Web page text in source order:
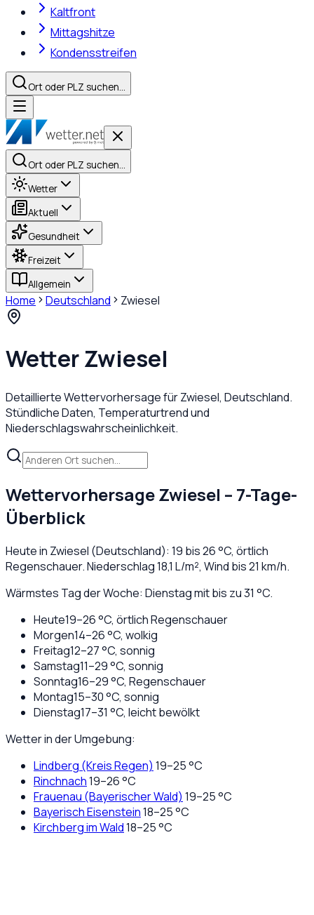
Kaltfront
Mittagshitze
Kondensstreifen
Ort oder PLZ suchen…
Ort oder PLZ suchen…
Wetter
Aktuell
Gesundheit
Freizeit
Allgemein
Home Deutschland Zwiesel
WetterZwiesel
Detaillierte Wettervorhersage fürZwiesel, Deutschland.
Stündliche Daten, Temperaturtrend und
Niederschlagswahrscheinlichkeit.
WettervorhersageZwiesel – 7-Tage-
Überblick
Heute in Zwiesel (Deutschland): 19 bis26°C, örtlich
Regenschauer. Niederschlag18,1 L/m², Wind bis21 km/h.
Wärmstes Tag der Woche: Dienstag mit bis zu 31 °C.
Heute19–26°C, örtlich Regenschauer
Morgen14–26°C, wolkig
Freitag12–27°C, sonnig
Samstag11–29°C, sonnig
Sonntag16–29°C, Regenschauer
Montag15–30°C, sonnig
Dienstag17–31 °C, leicht bewölkt
Wetter in der Umgebung:
Lindberg (Kreis Regen) 19–25°C
Rinchnach19–26°C
Frauenau (Bayerischer Wald) 19–25°C
Bayerisch Eisenstein18–25°C
Kirchberg im Wald18–25°C